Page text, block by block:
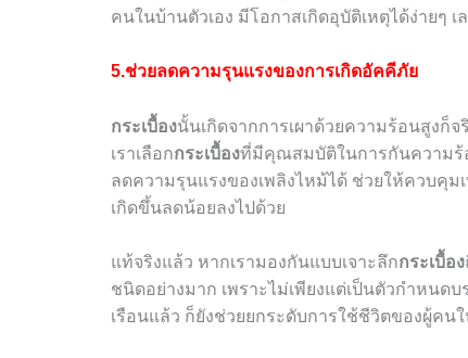
คนในบ้านตัวเอง มีโอกาสเกิดอุบัติเหตุได้ง่ายๆ เ
5.ช่วยลดความรุนแรงของการเกิดอัคคีภัย
กระเบื้องนั้นเกิดจากการเผาด้วยความร้อนสูงก็จ
เราเลือกกระเบื้องที่มีคุณสมบัติในการกันความร้
ลดความรุนแรงของเพลิงไหม้ได้ ช่วยให้ควบคุม
เกิดขึ้นลดน้อยลงไปด้วย
แท้จริงแล้ว หากเรามองกันแบบเจาะลึกกระเบื้อง
ชนิดอย่างมาก เพราะไม่เพียงแต่เป็นตัวกำหนด
เรือนแล้ว ก็ยังช่วยยกระดับการใช้ชีวิตของผู้คน